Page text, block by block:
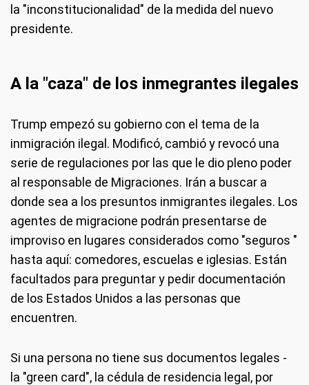
la "inconstitucionalidad" de la medida del nuevo
presidente.
A la "caza" de los inmegrantes ilegales
Trump empezó su gobierno con el tema de la
inmigración ilegal. Modificó, cambió y revocó una
serie de regulaciones por las que le dio pleno poder
al responsable de Migraciones. Irán a buscar a
donde sea a los presuntos inmigrantes ilegales. Los
agentes de migracione podrán presentarse de
improviso en lugares considerados como "seguros "
hasta aquí: comedores, escuelas e iglesias. Están
facultados para preguntar y pedir documentación
de los Estados Unidos a las personas que
encuentren.
Si una persona no tiene sus documentos legales -
la "green card", la cédula de residencia legal, por